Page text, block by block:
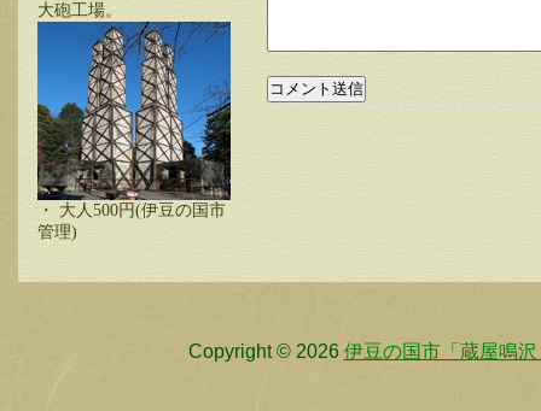
大砲工場。
・ 大人500円(伊豆の国市
管理)
Copyright © 2026 伊豆の国市「蔵屋鳴